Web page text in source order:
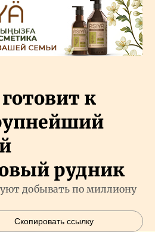
к
рудник
добывать по миллиону
Скопировать ссылку